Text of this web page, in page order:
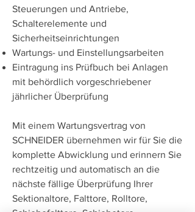
Steuerungen und Antriebe,
Schalterelemente und
Sicherheitseinrichtungen
Wartungs- und Einstellungsarbeiten
Eintragung ins Prüfbuch bei Anlagen
mit behördlich vorgeschriebener
jährlicher Überprüfung
Mit einem Wartungsvertrag von
SCHNEIDER übernehmen wir für Sie die
komplette Abwicklung und erinnern Sie
rechtzeitig und automatisch an die
nächste fällige Überprüfung Ihrer
Sektionaltore, Falttore, Rolltore,